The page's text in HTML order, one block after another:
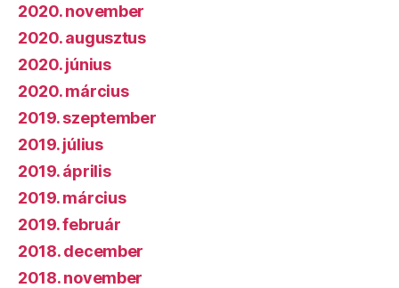
2020. november
2020. augusztus
2020. június
2020. március
2019. szeptember
2019. július
2019. április
2019. március
2019. február
2018. december
2018. november